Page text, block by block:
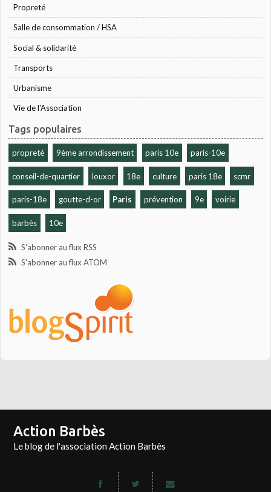
Propreté
Salle de consommation / HSA
Social & solidarité
Transports
Urbanisme
Vie de l'Association
Tags populaires
propreté 9ème arrondissement paris 10e paris-10e
conseil-de-quartier louxor 18e culture paris 18e scmr
paris-18e goutte-d-or Paris prévention 9e voirie
barbès 10e
S'abonner au flux RSS
S'abonner au flux ATOM
Action Barbès
Le blog de l'association Action Barbès